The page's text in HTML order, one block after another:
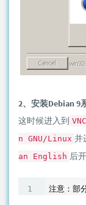
2、安装Debian 9
这时候进入到 VNC
n GNU/Linux 并
an English 后